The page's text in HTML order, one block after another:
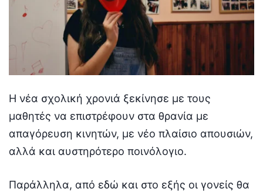
Η νέα σχολική χρονιά ξεκίνησε με τους
μαθητές να επιστρέφουν στα θρανία με
απαγόρευση κινητών, με νέο πλαίσιο απουσιών,
αλλά και αυστηρότερο ποινόλογιο.
Παράλληλα, από εδώ και στο εξής οι γονείς θα